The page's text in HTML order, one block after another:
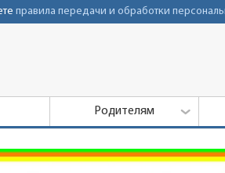
правила передачи и обработки
Родителям